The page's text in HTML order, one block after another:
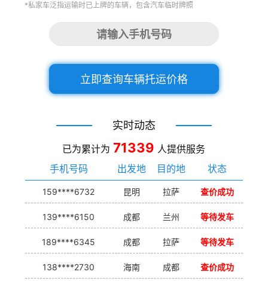
*私家车泛指运输时已上牌的车辆，包含汽车临时牌照
立即查询车辆托运价格
实时动态
已为累计为 71339 人提供服务
手机号码
出发地 目的地 状态
159****6732 昆明 拉萨 查价成功
139****6150 成都 兰州 等待发车
189****6345 成都 拉萨 等待发车
138****2730 海南 成都 查价成功